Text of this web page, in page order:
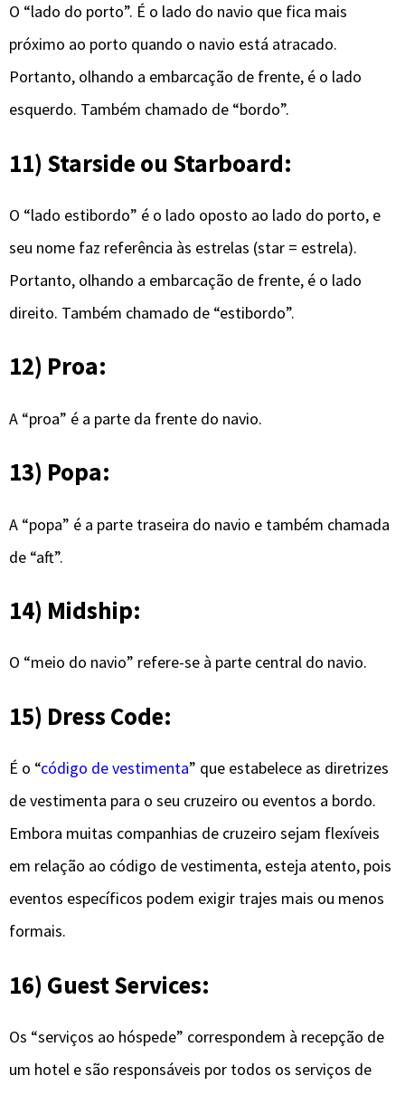
O “lado do porto”. É o lado do navio que fica mais
próximo ao porto quando o navio está atracado.
Portanto, olhando a embarcação de frente, é o lado
esquerdo. Também chamado de “bordo”.
11) Starside ou Starboard:
O “lado estibordo” é o lado oposto ao lado do porto, e
seu nome faz referência às estrelas (star = estrela).
Portanto, olhando a embarcação de frente, é o lado
direito. Também chamado de “estibordo”.
12) Proa:
A “proa” é a parte da frente do navio.
13) Popa:
A “popa” é a parte traseira do navio e também chamada
de “aft”.
14) Midship:
O “meio do navio” refere-se à parte central do navio.
15) Dress Code:
É o “código de vestimenta” que estabelece as diretrizes
de vestimenta para o seu cruzeiro ou eventos a bordo.
Embora muitas companhias de cruzeiro sejam flexíveis
em relação ao código de vestimenta, esteja atento, pois
eventos específicos podem exigir trajes mais ou menos
formais.
16) Guest Services:
Os “serviços ao hóspede” correspondem à recepção de
um hotel e são responsáveis por todos os serviços de